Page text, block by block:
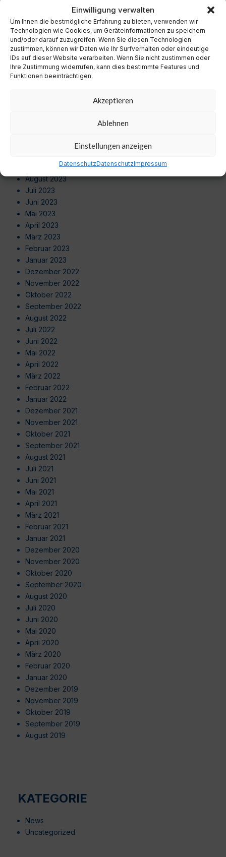
Einwilligung verwalten
Um Ihnen die bestmögliche Erfahrung zu bieten, verwenden wir
Technologien wie Cookies, um Geräteinformationen zu speichern
und/oder darauf zuzugreifen. Wenn Sie diesen Technologien
zustimmen, können wir Daten wie Ihr Surfverhalten oder eindeutige
IDs auf dieser Website verarbeiten. Wenn Sie nicht zustimmen oder
Ihre Zustimmung widerrufen, kann dies bestimmte Features und
Funktionen beeinträchtigen.
Akzeptieren
Ablehnen
Einstellungen anzeigen
DatenschutzDatenschutzImpressum
September 2024
August 2024
Juli 2024
Juni 2024
Mai 2024
November 2023
September 2023
August 2023
Juli 2023
Juni 2023
Mai 2023
April 2023
März 2023
Februar 2023
Januar 2023
Dezember 2022
November 2022
Oktober 2022
September 2022
August 2022
Juli 2022
Juni 2022
Mai 2022
April 2022
März 2022
Februar 2022
Januar 2022
Dezember 2021
November 2021
Oktober 2021
September 2021
August 2021
Juli 2021
Juni 2021
Mai 2021
April 2021
März 2021
Februar 2021
Januar 2021
Dezember 2020
November 2020
Oktober 2020
September 2020
August 2020
Juli 2020
Juni 2020
Mai 2020
April 2020
März 2020
Februar 2020
Januar 2020
Dezember 2019
November 2019
Oktober 2019
September 2019
August 2019
KATEGORIE
News
Uncategorized